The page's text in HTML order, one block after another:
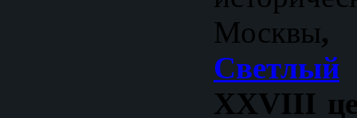
Москвы,
Светлый
ХXVIII